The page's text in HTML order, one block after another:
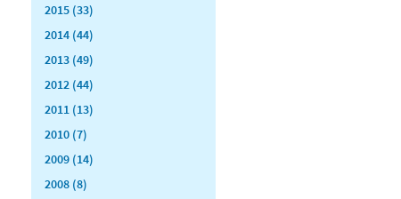
2015 (33)
2014 (44)
2013 (49)
2012 (44)
2011 (13)
2010 (7)
2009 (14)
2008 (8)